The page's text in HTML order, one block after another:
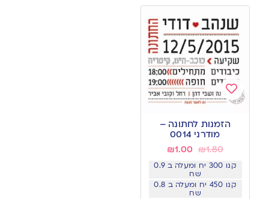
Add
to
wishlist
הזמנות לחתונה –
מודרני 0014
₪1.80
₪1.00
קנו 300 יח ומעלה ב 0.9
שח
קנו 450 יח ומעלה ב 0.8
שח